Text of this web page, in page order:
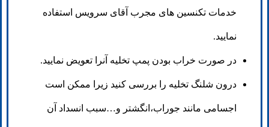
خدمات تکنسین های مجرب آقای سرویس استفاده
نمایید.
در صورت خراب بودن پمپ تخلیه آنرا تعویض نمایید.
درون شلنگ تخلیه را بررسی کنید زیرا ممکن است
اجسامی مانند جوراب،انگشتر و…سبب انسداد آن